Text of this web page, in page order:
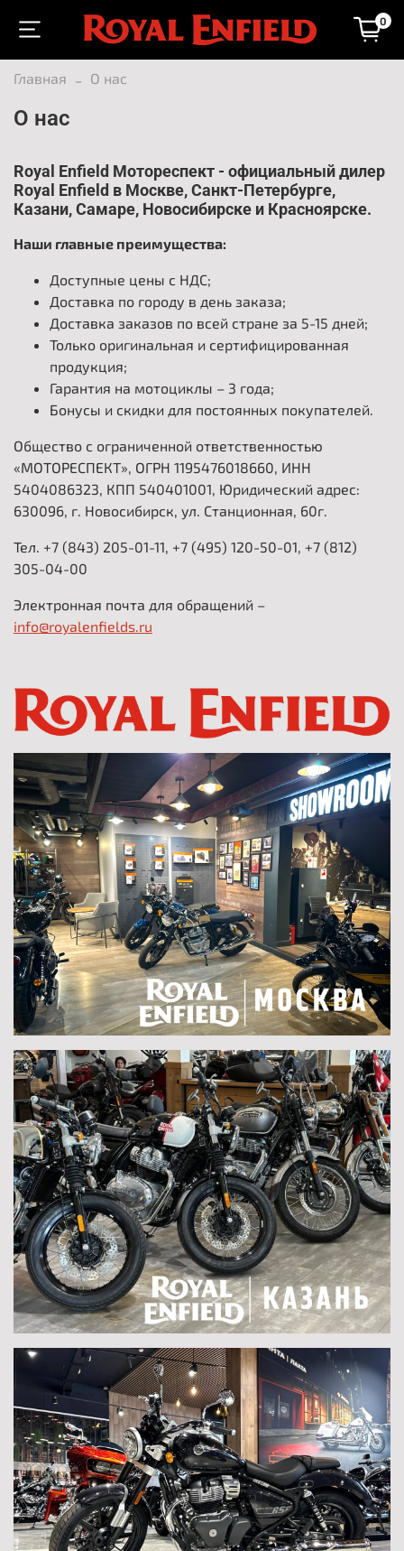
0
Главная О нас
О нас
Royal Enfield Мотореспект - официальный дилер
Royal Enfield в Москве, Санкт-Петербурге,
Казани, Самаре, Новосибирске и Красноярске.
Наши главные преимущества:
Доступные цены с НДС;
Доставка по городу в день заказа;
Доставка заказов по всей стране за 5-15 дней;
Только оригинальная и сертифицированная
продукция;
Гарантия на мотоциклы – 3 года;
Бонусы и скидки для постоянных покупателей.
Общество с ограниченной ответственностью
«МОТОРЕСПЕКТ», ОГРН 1195476018660, ИНН
5404086323, КПП 540401001, Юридический адрес:
630096, г. Новосибирск, ул. Станционная, 60г.
Тел. +7 (843) 205-01-11, +7 (495) 120-50-01, +7 (812)
305-04-00
Электронная почта для обращений –
info@royalenfields.ru